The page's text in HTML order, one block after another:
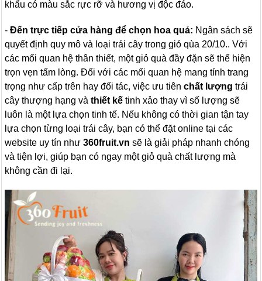
khẩu có màu sắc rực rỡ và hương vị độc đáo.
- Đến trực tiếp cửa hàng để chọn hoa quả: Ngân sách sẽ
quyết định quy mô và loại trái cây trong giỏ qùa 20/10.. Với
các mối quan hệ thân thiết, một giỏ quà đầy đặn sẽ thể hiện
trọn vẹn tấm lòng. Đối với các mối quan hệ mang tính trang
trọng như cấp trên hay đối tác, việc ưu tiên chất lượng trái
cây thượng hạng và thiết kế tinh xảo thay vì số lượng sẽ
luôn là một lựa chọn tinh tế. Nếu không có thời gian tận tay
lựa chọn từng loại trái cây, bạn có thể đặt online tại các
website uy tín như 360fruit.vn sẽ là giải pháp nhanh chóng
và tiện lợi, giúp bạn có ngay một giỏ quà chất lượng mà
không cần đi lại.